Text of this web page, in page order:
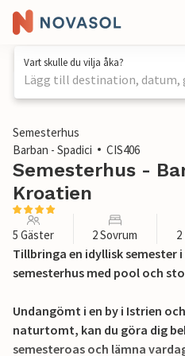
Vart skulle du vilja åka?
Lägg till destination, datum,
1 / 20
Semesterhus
Barban - Spadici
CIS406
Semesterhus -
Kroatien
5 Gäster 2 Sovrum
Tillbringa en idyllisk semester
semesterhus med pool och
Undangömt i en by i Istrien
naturtomt, kan du göra dig
semesteroas och lämna